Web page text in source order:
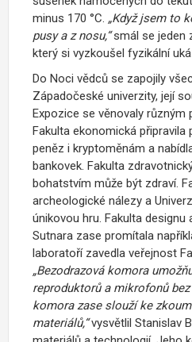
minus 170 °C. „Když jsem to
pusy a z nosu,“smál se jeden
který si vyzkoušel fyzikální
Do Noci vědců se zapojily
Západočeské univerzity, její
Expozice se věnovaly různým
Fakulta ekonomická připravila
peněz i kryptoměnám a
bankovek. Fakulta
bohatstvím může být zdraví.
archeologické nálezy a
únikovou hru. Fakulta designu
Sutnara zase promítala
laboratoří zavedla veřejnost
„Bezodrazová komora
reproduktorů a mikrofonů
komora zase slouží ke
materiálů,“vysvětlil Stanislav